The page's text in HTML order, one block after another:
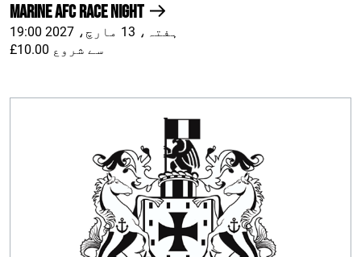
Marine AFC Race Night
ہفتہ، 13 مارچ، 2027 19:00
£10.00 سے شروع